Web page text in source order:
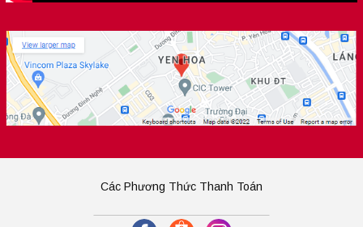
Các Phương Thức Thanh Toán